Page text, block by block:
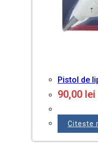
Pistol de
90,00 lei
Citește